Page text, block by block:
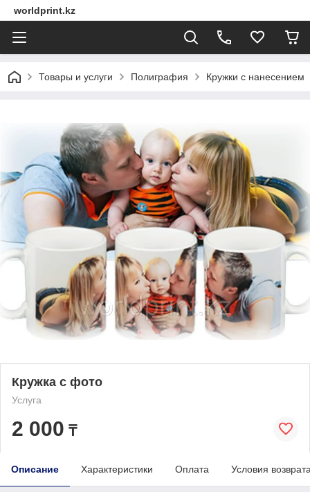
worldprint.kz
Товары и услуги Полиграфия Кружки с нанесением
Кружка с фото
Услуга
2 000 ₸
Описание Характеристики Оплата Условия